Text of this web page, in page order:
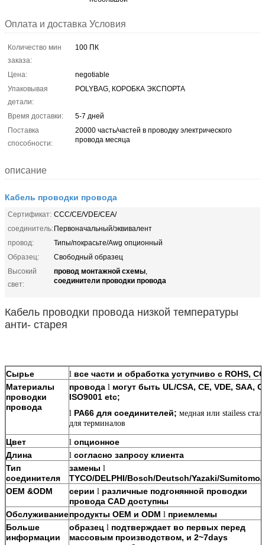
Оплата и доставка Условия
Количество мин
заказа:
100 ПК
Цена:
negotiable
Упаковывая
детали:
POLYBAG, КОРОБКА ЭКСПОРТА
Время доставки:
5-7 дней
Поставка
способности:
20000 часть/частей в проводку электрического
провода месяца
описание
Кабель проводки провода
Сертификат: CCC/CE/VDE/CEA/
соединитель:Первоначальный/эквивалент
провод:
Типы/покрасьте/Awg опционный
Образец:
Свободный образец
Высокий
свет:
провод монтажной схемы,
соединители проводки провода
Кабель проводки провода низкой температуры
анти- старея
Сырье l все части и обработка уступчиво с ROHS,
Материалы
проводки
провода
провода l могут быть UL/CSA, CE, VDE, SAA,
ISO9001 etc;
l PA66 для соединителей; медная или stailess
для терминалов
Цвет l опционное
Длина
l согласно запросу клиента
Тип
соединителя
замены l
TYCO/DELPHI/Bosch/Deutsch/Yazaki/Sumitomo/
OEM &ODM
серии l различные подгонянной проводки
провода CAD доступны
Обслуживаниепродукты OEM и ODM l приемлемы
Больше
информации
образец l подтверждает во первых перед
массовым производством, и 2~7days